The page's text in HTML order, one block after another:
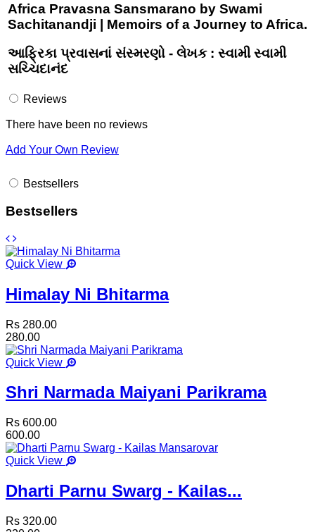
Africa Pravasna Sansmarano by Swami
Sachitanandji | Memoirs of a Journey to Africa.
આફ્રિકા પ્રવાસનાં સંસ્મરણો - લેખક : સ્વામી સ્વામી
સચ્ચિદાનંદ
Reviews
There have been no reviews
Add Your Own Review
Bestsellers
Bestsellers
Quick View
Himalay Ni Bhitarma
Rs 280.00
280.00
Quick View
Shri Narmada Maiyani Parikrama
Rs 600.00
600.00
Quick View
Dharti Parnu Swarg - Kailas...
Rs 320.00